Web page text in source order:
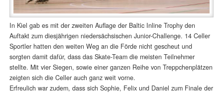
In Kiel gab es mit der zweiten Auflage der Baltic Inline Trophy den
Auftakt zum diesjährigen niedersächsischen Junior-Challenge. 14 Celler
Sportler hatten den weiten Weg an die Förde nicht gescheut und
sorgten damit dafür, dass das Skate-Team die meisten Teilnehmer
stellte. Mit vier Siegen, sowie einer ganzen Reihe von Treppchenplätzen
zeigten sich die Celler auch ganz weit vorne.
Erfreulich war zudem, dass sich Sophie, Felix und Daniel zum Finale der